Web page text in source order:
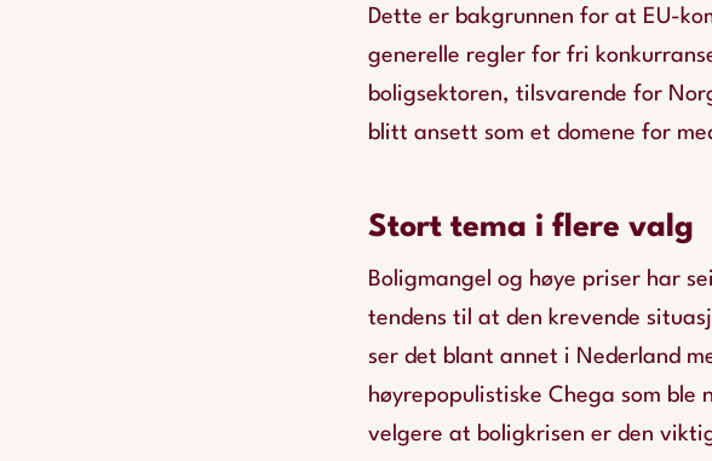
Dette er bakgrunnen for at EU-
generelle regler for fri
boligsektoren, tilsvarende for
blitt ansett som et domene for
Stort tema i flere valg
Boligmangel og høye priser har
tendens til at den krevende
ser det blant annet i Nederland
høyrepopulistiske Chega som
velgere at boligkrisen er den